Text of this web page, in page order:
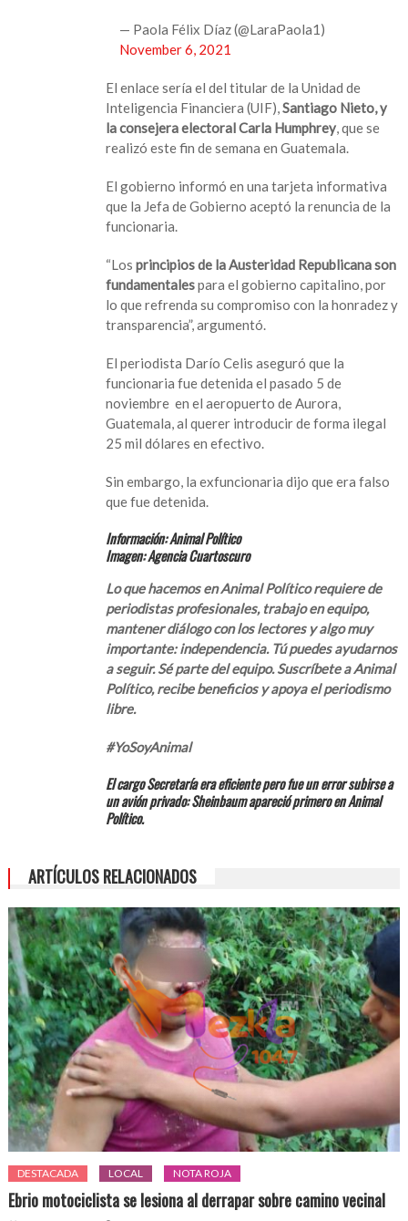
— Paola Félix Díaz (@LaraPaola1)
November 6, 2021
El enlace sería el del titular de la Unidad de
Inteligencia Financiera (UIF), Santiago Nieto, y
la consejera electoral Carla Humphrey , que se
realizó este fin de semana en Guatemala.
El gobierno informó en una tarjeta informativa
que la Jefa de Gobierno aceptó la renuncia de la
funcionaria.
“Losprincipios de la Austeridad Republicana son
fundamentalespara el gobierno capitalino, por
lo que refrenda su compromiso con la honradez y
transparencia”, argumentó.
El periodista Darío Celis aseguró que la
funcionaria fue detenida el pasado 5 de
noviembre en el aeropuerto de Aurora,
Guatemala, al querer introducir de forma ilegal
25 mil dólares en efectivo.
Sin embargo, la exfuncionaria dijo que era falso
que fue detenida.
Información: Animal Político
Imagen: Agencia Cuartoscuro
Lo que hacemos en Animal Político requiere de
periodistas profesionales, trabajo en equipo,
mantener diálogo con los lectores y algo muy
importante: independencia. Tú puedes ayudarnos
a seguir. Sé parte del equipo. Suscríbete a Animal
Político, recibe beneficios y apoya el periodismo
libre.
#YoSoyAnimal
El cargo Secretaría era eficiente pero fue un error subirse a
un avión privado: Sheinbaum apareció primero en Animal
Político.
ARTÍCULOS RELACIONADOS
DESTACADA LOCAL NOTA ROJA
Ebrio motociclista se lesiona al derrapar sobre camino vecinal